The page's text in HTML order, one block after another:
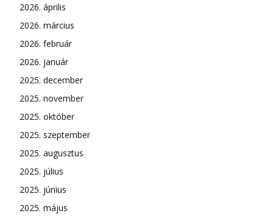
2026. április
2026. március
2026. február
2026. január
2025. december
2025. november
2025. október
2025. szeptember
2025. augusztus
2025. július
2025. június
2025. május